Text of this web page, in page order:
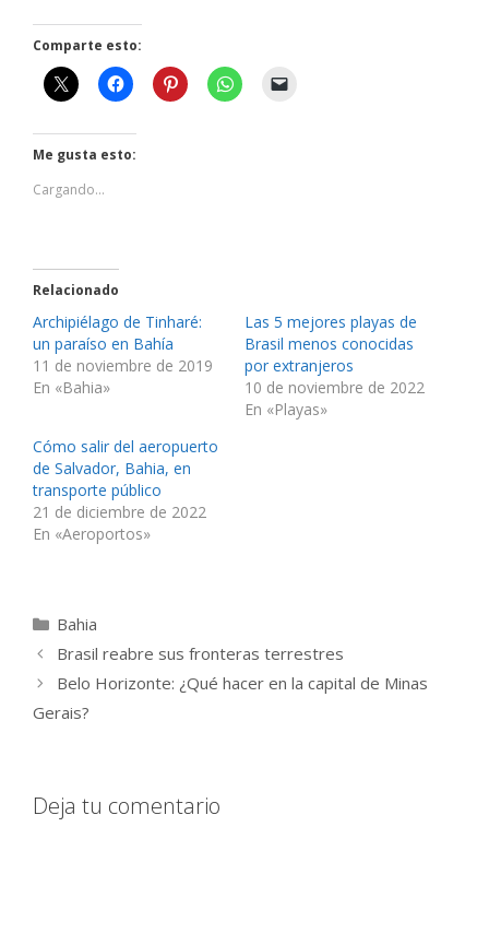
Comparte esto:
Me gusta esto:
Cargando...
Relacionado
Archipiélago de Tinharé:
un paraíso en Bahía
11 de noviembre de 2019
En «Bahia»
Las 5 mejores playas de
Brasil menos conocidas
por extranjeros
10 de noviembre de 2022
En «Playas»
Cómo salir del aeropuerto
de Salvador, Bahia, en
transporte público
21 de diciembre de 2022
En «Aeroportos»
Categorías
Bahia
Brasil reabre sus fronteras terrestres
Belo Horizonte: ¿Qué hacer en la capital de Minas
Gerais?
Deja tu comentario